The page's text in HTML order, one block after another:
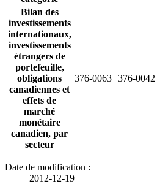
Bilan des
investissements
internationaux,
investissements
étrangers de
portefeuille,
obligations
canadiennes et
effets de
marché
monétaire
canadien, par
secteur
376-0063 376-0042
Date de modification :
2012-12-19